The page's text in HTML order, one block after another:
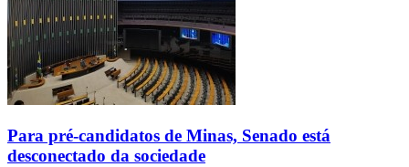
Para pré-candidatos de Minas, Senado está
desconectado da sociedade